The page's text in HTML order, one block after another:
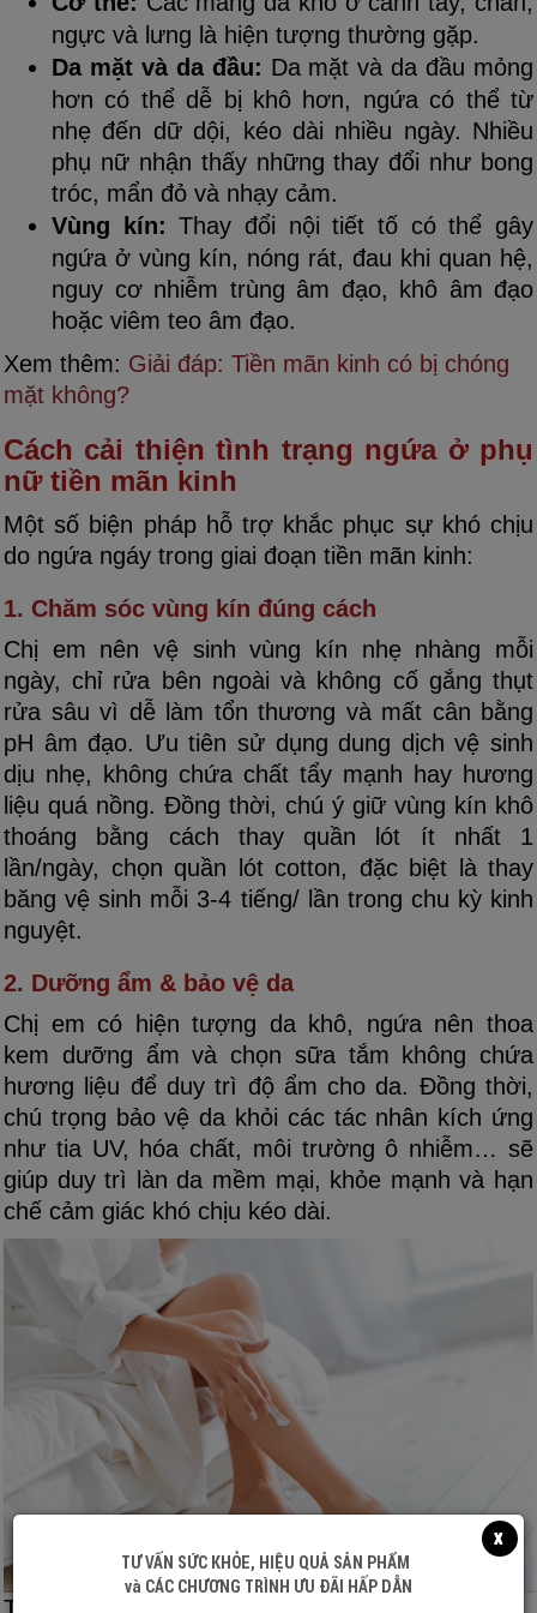
ngực và lưng là hiện tượng thường gặp.
Da mặt và da đầu: Da mặt và da đầu mỏng
hơn có thể dễ bị khô hơn, ngứa có thể từ
nhẹ đến dữ dội, kéo dài nhiều ngày. Nhiều
phụ nữ nhận thấy những thay đổi như bong
tróc, mẩn đỏ và nhạy cảm.
Vùng kín: Thay đổi nội tiết tố có thể gây
ngứa ở vùng kín, nóng rát, đau khi quan hệ,
nguy cơ nhiễm trùng âm đạo, khô âm đạo
hoặc viêm teo âm đạo.
Xem thêm: Giải đáp: Tiền mãn kinh có bị chóng
mặt không?
Cách cải thiện tình trạng ngứa ở phụ
nữ tiền mãn kinh
Một số biện pháp hỗ trợ khắc phục sự khó chịu
do ngứa ngáy trong giai đoạn tiền mãn kinh:
1. Chăm sóc vùng kín đúng cách
Chị em nên vệ sinh vùng kín nhẹ nhàng mỗi
ngày, chỉ rửa bên ngoài và không cố gắng thụt
rửa sâu vì dễ làm tổn thương và mất cân bằng
pH âm đạo. Ưu tiên sử dụng dung dịch vệ sinh
dịu nhẹ, không chứa chất tẩy mạnh hay hương
liệu quá nồng. Đồng thời, chú ý giữ vùng kín khô
thoáng bằng cách thay quần lót ít nhất 1
lần/ngày, chọn quần lót cotton, đặc biệt là thay
băng vệ sinh mỗi 3-4 tiếng/ lần trong chu kỳ kinh
nguyệt.
2. Dưỡng ẩm & bảo vệ da
Chị em có hiện tượng da khô, ngứa nên thoa
kem dưỡng ẩm và chọn sữa tắm không chứa
hương liệu để duy trì độ ẩm cho da. Đồng thời,
chú trọng bảo vệ da khỏi các tác nhân kích ứng
như tia UV, hóa chất, môi trường ô nhiễm… sẽ
giúp duy trì làn da mềm mại, khỏe mạnh và hạn
chế cảm giác khó chịu kéo dài.
x
TƯ VẤN SỨC KHỎE, HIỆU QUẢ SẢN PHẨM
và CÁC CHƯƠNG TRÌNH ƯU ĐÃI HẤP DẪN